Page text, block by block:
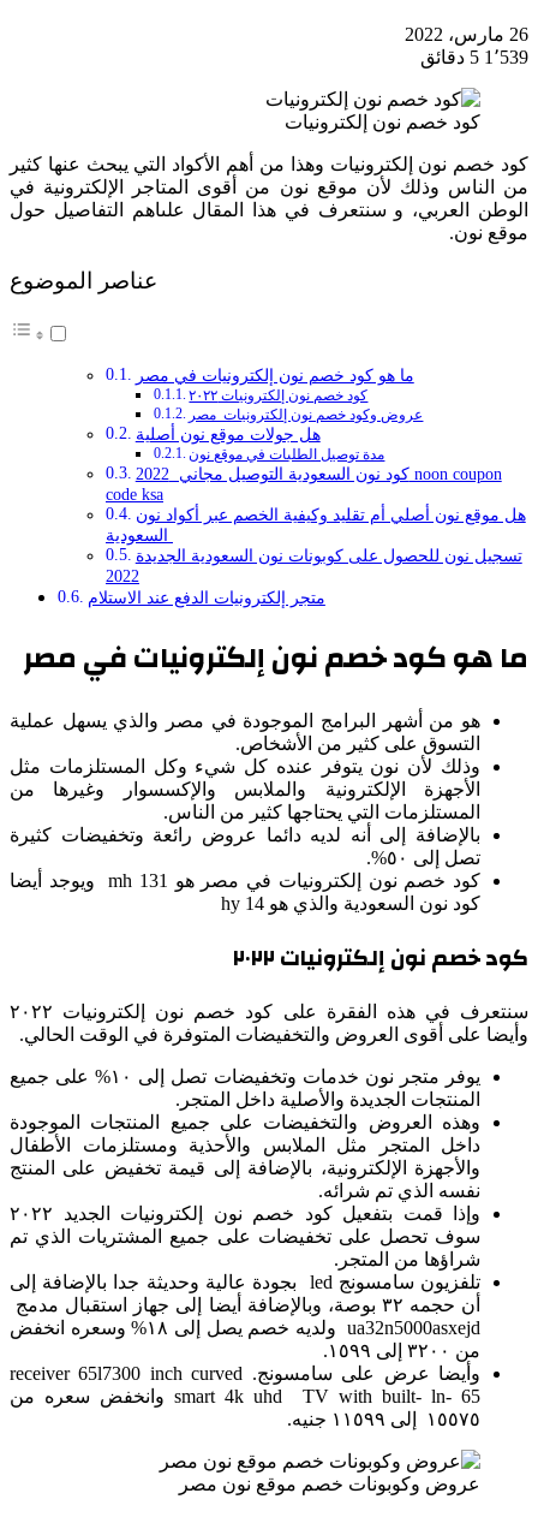
26 مارس، 2022
1٬539 5 دقائق
كود خصم نون إلكترونيات
كود خصم نون إلكترونيات وهذا من أهم الأكواد التي يبحث عنها كثير
من الناس وذلك لأن موقع نون من أقوى المتاجر الإلكترونية في
الوطن العربي، و سنتعرف في هذا المقال علىاهم التفاصيل حول
موقع نون.
عناصر الموضوع
ما هو كود خصم نون إلكترونيات في مصر
كود خصم نون إلكترونيات ٢٠٢٢
عروض وكود خصم نون إلكترونيات مصر
هل جولات موقع نون أصلية
مدة توصيل الطلبات في موقع نون
كود نون السعودية التوصيل مجاني 2022 noon coupon
code ksa
هل موقع نون أصلي أم تقليد وكيفية الخصم عبر أكواد نون
تسجيل نون للحصول على كوبونات نون السعودية الجديدة
2022
متجر إلكترونيات الدفع عند الاستلام
ما هو كود خصم نون إلكترونيات في مصر
هو من أشهر البرامج الموجودة في مصر والذي يسهل عملية
التسوق على كثير من الأشخاص.
وذلك لأن نون يتوفر عنده كل شيء وكل المستلزمات مثل
الأجهزة الإلكترونية والملابس والإكسسوار وغيرها من
المستلزمات التي يحتاجها كثير من الناس.
بالإضافة إلى أنه لديه دائما عروض رائعة وتخفيضات كثيرة
تصل إلى ٥٠%.
كود خصم نون إلكترونيات في مصر هو mh 131 ويوجد أيضا
كود نون السعودية والذي هو hy 14
كود خصم نون إلكترونيات ٢٠٢٢
سنتعرف في هذه الفقرة على كود خصم نون إلكترونيات ٢٠٢٢
وأيضا على أقوى العروض والتخفيضات المتوفرة في الوقت الحالي.
يوفر متجر نون خدمات وتخفيضات تصل إلى ١٠% على جميع
المنتجات الجديدة والأصلية داخل المتجر.
وهذه العروض والتخفيضات على جميع المنتجات الموجودة
داخل المتجر مثل الملابس والأحذية ومستلزمات الأطفال
والأجهزة الإلكترونية، بالإضافة إلى قيمة تخفيض على المنتج
نفسه الذي تم شرائه.
وإذا قمت بتفعيل كود خصم نون إلكترونيات الجديد ٢٠٢٢
سوف تحصل على تخفيضات على جميع المشتريات الذي تم
شراؤها من المتجر.
تلفزيون سامسونج led بجودة عالية وحديثة جدا بالإضافة إلى
أن حجمه ٣٢ بوصة، وبالإضافة أيضا إلى جهاز استقبال مدمج
ua32n5000asxejd ولديه خصم يصل إلى ١٨% وسعره انخفض
من ٣٢٠٠ إلى ١٥٩٩.
وأيضا عرض على سامسونج. receiver 65l7300 inch curved
smart 4k uhd TV with built- ln- 65 وانخفض سعره من
١٥٥٧٥ إلى ١١٥٩٩ جنيه.
عروض وكوبونات خصم موقع نون مصر